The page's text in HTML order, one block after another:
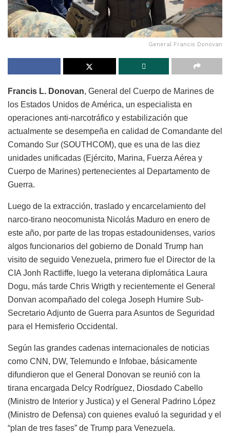
General Francis Donovan
Francis L. Donovan, General del Cuerpo de Marines de
los Estados Unidos de América, un especialista en
operaciones anti-narcotráfico y estabilización que
actualmente se desempeña en calidad de Comandante del
Comando Sur (SOUTHCOM), que es una de las diez
unidades unificadas (Ejército, Marina, Fuerza Aérea y
Cuerpo de Marines) pertenecientes al Departamento de
Guerra.
Luego de la extracción, traslado y encarcelamiento del
narco-tirano neocomunista Nicolás Maduro en enero de
este año, por parte de las tropas estadounidenses, varios
algos funcionarios del gobierno de Donald Trump han
visito de seguido Venezuela, primero fue el Director de la
CIA Jonh Ractliffe, luego la veterana diplomática Laura
Dogu, más tarde Chris Wrigth y recientemente el General
Donvan acompañado del colega Joseph Humire Sub-
Secretario Adjunto de Guerra para Asuntos de Seguridad
para el Hemisferio Occidental.
Según las grandes cadenas internacionales de noticias
como CNN, DW, Telemundo e Infobae, básicamente
difundieron que el General Donovan se reunió con la
tirana encargada Delcy Rodríguez, Diosdado Cabello
(Ministro de Interior y Justica) y el General Padrino López
(Ministro de Defensa) con quienes evaluó la seguridad y el
“plan de tres fases” de Trump para Venezuela.